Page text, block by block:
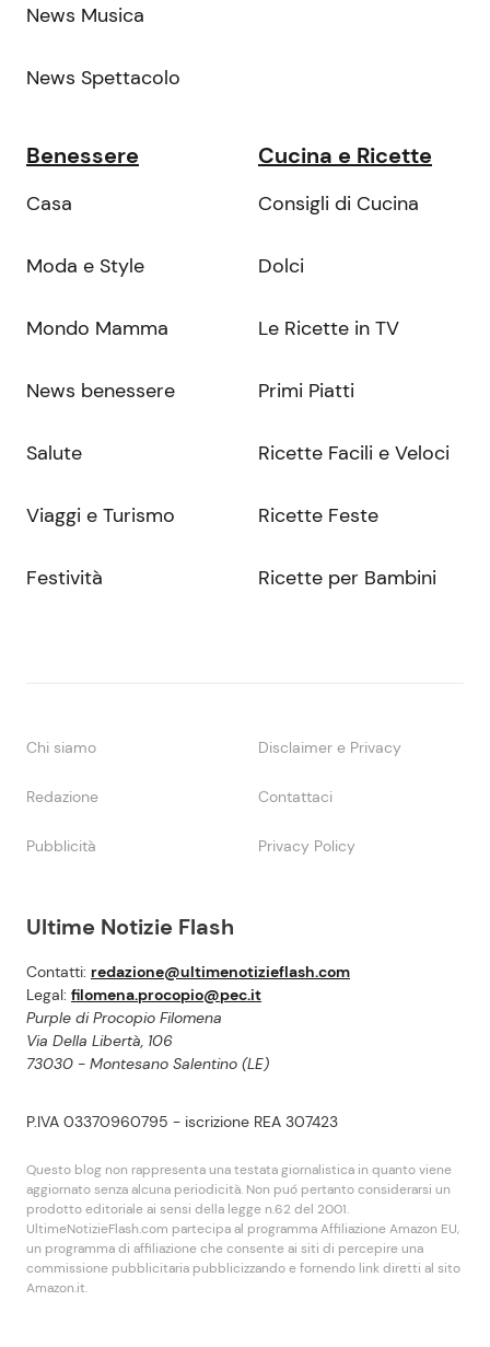
Ultime Notizie Flash
Contatti: redazione@ultimenotizieflash.com
Legal: filomena.procopio@pec.it
Purple di Procopio Filomena
Via Della Libertà, 106
73030 - Montesano Salentino (LE)
P.IVA 03370960795 - iscrizione REA 307423
Questo blog non rappresenta una testata giornalistica in quanto viene
aggiornato senza alcuna periodicità. Non puó pertanto considerarsi un
prodotto editoriale ai sensi della legge n.62 del 2001.
UltimeNotizieFlash.com partecipa al programma Affiliazione Amazon EU,
un programma di affiliazione che consente ai siti di percepire una
commissione pubblicitaria pubblicizzando e fornendo link diretti al sito
Amazon.it.
News Musica
News Spettacolo
Benessere
Casa
Moda e Style
Mondo Mamma
News benessere
Salute
Viaggi e Turismo
Festività
Cucina e Ricette
Consigli di Cucina
Dolci
Le Ricette in TV
Primi Piatti
Ricette Facili e Veloci
Ricette Feste
Ricette per Bambini
Chi siamo Disclaimer e Privacy
Redazione Contattaci
Pubblicità Privacy Policy